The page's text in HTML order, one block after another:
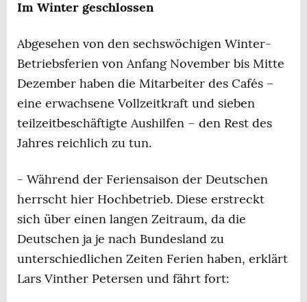
Im Winter geschlossen
Abgesehen von den sechswöchigen Winter-
Betriebsferien von Anfang November bis Mitte
Dezember haben die Mitarbeiter des Cafés –
eine erwachsene Vollzeitkraft und sieben
teilzeitbeschäftigte Aushilfen – den Rest des
Jahres reichlich zu tun.
- Während der Feriensaison der Deutschen
herrscht hier Hochbetrieb. Diese erstreckt
sich über einen langen Zeitraum, da die
Deutschen ja je nach Bundesland zu
unterschiedlichen Zeiten Ferien haben, erklärt
Lars Vinther Petersen und fährt fort: